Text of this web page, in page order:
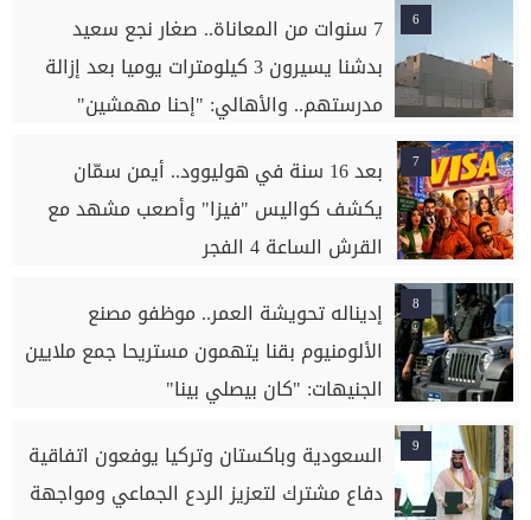
6
7 سنوات من المعاناة.. صغار نجع سعيد
بدشنا يسيرون 3 كيلومترات يوميا بعد إزالة
مدرستهم.. والأهالي: "إحنا مهمشين"
7
بعد 16 سنة في هوليوود.. أيمن سمّان
يكشف كواليس "فيزا" وأصعب مشهد مع
القرش الساعة 4 الفجر
8
إديناله تحويشة العمر.. موظفو مصنع
الألومنيوم بقنا يتهمون مستريحا جمع ملايين
الجنيهات: "كان بيصلي بينا"
9
السعودية وباكستان وتركيا يوفعون اتفاقية
دفاع مشترك لتعزيز الردع الجماعي ومواجهة